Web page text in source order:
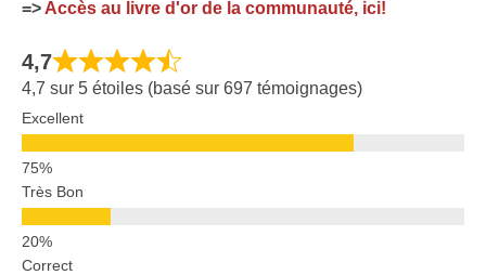
=> Accès au livre d'or de la communauté, ici!
4,7
4,7 sur 5 étoiles (basé sur 697 témoignages)
Excellent
Très Bon
Correct